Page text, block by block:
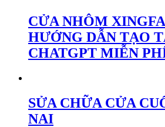
CỬA NHÔM
HƯỚNG DẪN TẠO
CHATGPT MIỄN
SỬA CHỮA CỬA
NAI